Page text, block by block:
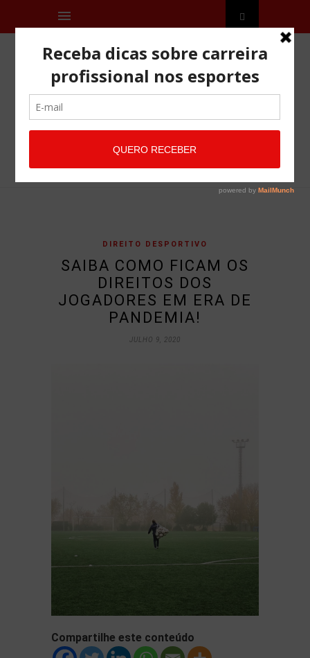
DIREITO DESPORTIVO
SAIBA COMO FICAM OS
DIREITOS DOS
JOGADORES EM ERA DE
PANDEMIA!
JULHO 9, 2020
Compartilhe este conteúdo